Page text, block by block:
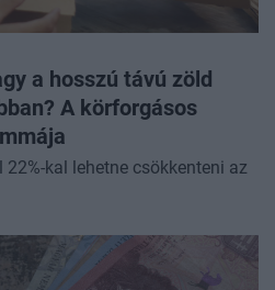
a hosszú távú zöld
A körforgásos
kal lehetne csökkenteni az